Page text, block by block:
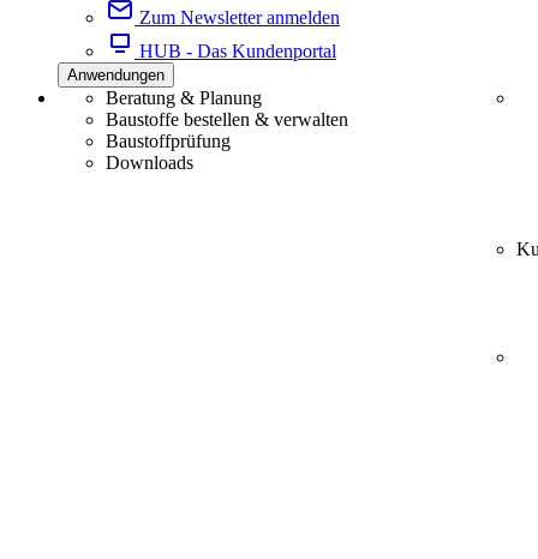
Zum Newsletter anmelden
HUB - Das Kundenportal
Anwendungen
Beratung & Planung
Baustoffe bestellen & verwalten
Baustoffprüfung
Downloads